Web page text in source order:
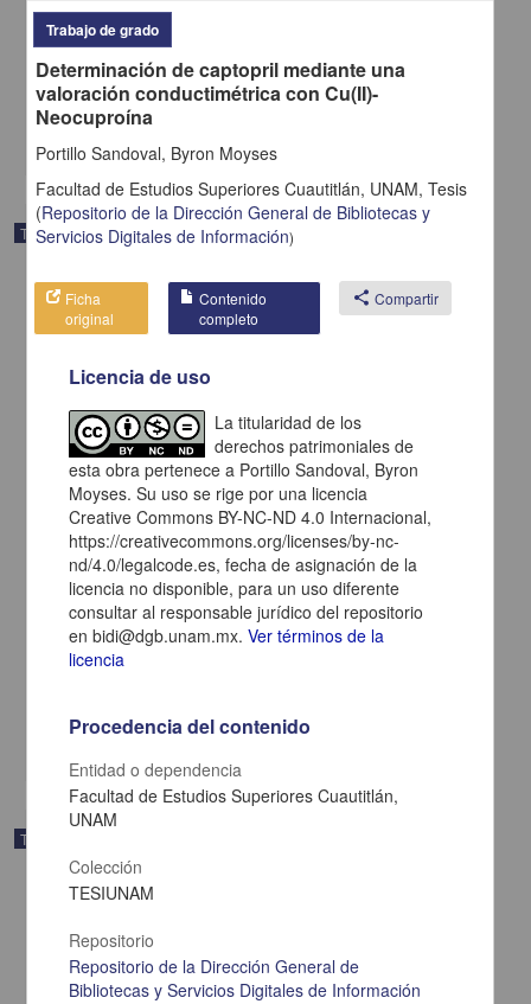
"Proceso de atención de enfermería a paciente con síndrome de
ovario poliquístico y ansiedad"
Bayona Ortega, Paola
2025
Medicina y Ciencias de la Salud
Trabajo de grado
"Identificar la relación que existe entre la inteligencia emocional y la
adicción a las redes sociales en adolescentes entre 12 a 15 años
de la Escuela Secundaria Técnica No. 174 "Ignacio Manuel
Altamirano", en la zona de Ecatepec"
Hernández Heras, Johana
Trabajo de grado
Trabajo de grado
Determinación de captopril mediante una
valoración conductimétrica con Cu(II)-
Neocuproína
Portillo Sandoval, Byron Moyses
Facultad de Estudios Superiores Cuautitlán, UNAM, Tesis
(Repositorio de la Dirección General de Bibliotecas y
Servicios Digitales de Información)
Ficha
original
Contenido
completo
share Compartir
Licencia de uso
La titularidad de los
derechos patrimoniales de
esta obra pertenece a Portillo Sandoval, Byron
Moyses. Su uso se rige por una licencia
Creative Commons BY-NC-ND 4.0 Internacional,
https://creativecommons.org/licenses/by-nc-
nd/4.0/legalcode.es, fecha de asignación de la
licencia no disponible, para un uso diferente
consultar al responsable jurídico del repositorio
en bidi@dgb.unam.mx.Ver términos de la
licencia
Procedencia del contenido
Entidad o dependencia
Facultad de Estudios Superiores Cuautitlán,
UNAM
Colección
TESIUNAM
Repositorio
Repositorio de la Dirección General de
Bibliotecas y Servicios Digitales de Información